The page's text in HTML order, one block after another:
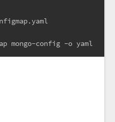
mongo-config -o yaml